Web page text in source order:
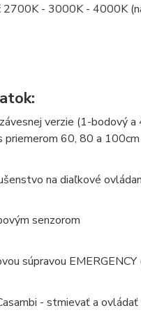
2700K - 3000K - 4000K
verzie (1-bodový
60, 80 a
na diaľkové
senzorom
súpravou
- stmievať a